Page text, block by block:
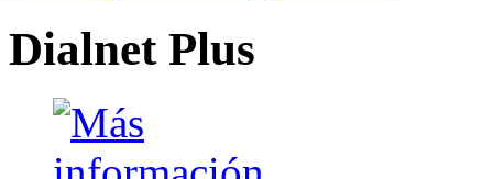
Dialnet Plus